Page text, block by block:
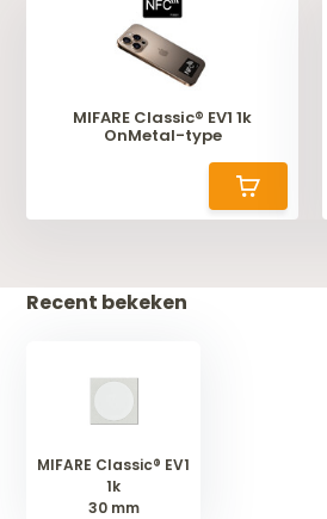
MIFARE Classic® EV1 1k
OnMetal-type
Recent bekeken
MIFARE Classic® EV1
1k
30 mm